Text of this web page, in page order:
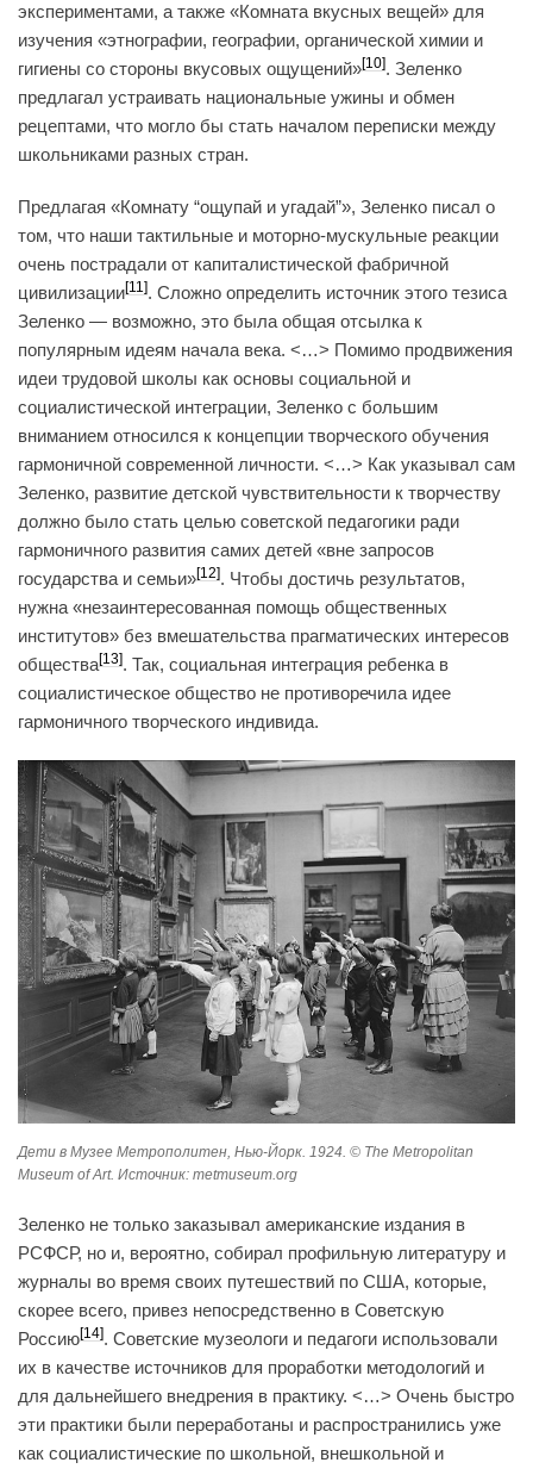
экспериментами, а также «Комната вкусных вещей» для
изучения «этнографии, географии, органической химии и
гигиены со стороны вкусовых ощущений» [10] . Зеленко
предлагал устраивать национальные ужины и обмен
рецептами, что могло бы стать началом переписки между
школьниками разных стран.
Предлагая «Комнату “ощупай и угадай”», Зеленко писал о
том, что наши тактильные и моторно-мускульные реакции
очень пострадали от капиталистической фабричной
цивилизации [11] . Сложно определить источник этого тезиса
Зеленко — возможно, это была общая отсылка к
популярным идеям начала века. <…> Помимо продвижения
идеи трудовой школы как основы социальной и
социалистической интеграции, Зеленко с большим
вниманием относился к концепции творческого обучения
гармоничной современной личности. <…> Как указывал сам
Зеленко, развитие детской чувствительности к творчеству
должно было стать целью советской педагогики ради
гармоничного развития самих детей «вне запросов
государства и семьи» [12] . Чтобы достичь результатов,
нужна «незаинтересованная помощь общественных
институтов» без вмешательства прагматических интересов
общества [13] . Так, социальная интеграция ребенка в
социалистическое общество не противоречила идее
гармоничного творческого индивида.
Дети в Музее Метрополитен, Нью-Йорк. 1924. © The Metropolitan
Museum of Art. Источник: metmuseum.org
Зеленко не только заказывал американские издания в
РСФСР, но и, вероятно, собирал профильную литературу и
журналы во время своих путешествий по США, которые,
скорее всего, привез непосредственно в Советскую
Россию [14] . Советские музеологи и педагоги использовали
их в качестве источников для проработки методологий и
для дальнейшего внедрения в практику. <…> Очень быстро
эти практики были переработаны и распространились уже
как социалистические по школьной, внешкольной и